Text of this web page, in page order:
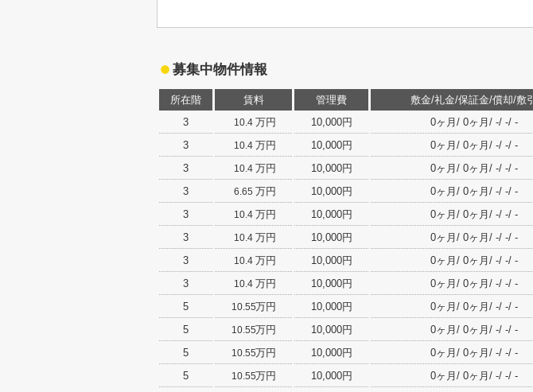
募集中物件情報
所在階 賃料 管理費 敷金/礼金/保証金/償却/敷引
3
10.4 万円 10,000円 0ヶ月/ 0ヶ月/ -/ -/ -
3
10.4 万円 10,000円 0ヶ月/ 0ヶ月/ -/ -/ -
3
10.4 万円 10,000円 0ヶ月/ 0ヶ月/ -/ -/ -
3
6.65 万円 10,000円 0ヶ月/ 0ヶ月/ -/ -/ -
3
10.4 万円 10,000円 0ヶ月/ 0ヶ月/ -/ -/ -
3
10.4 万円 10,000円 0ヶ月/ 0ヶ月/ -/ -/ -
3
10.4 万円 10,000円 0ヶ月/ 0ヶ月/ -/ -/ -
3
10.4 万円 10,000円 0ヶ月/ 0ヶ月/ -/ -/ -
5
10.55万円 10,000円 0ヶ月/ 0ヶ月/ -/ -/ -
5
10.55万円 10,000円 0ヶ月/ 0ヶ月/ -/ -/ -
5
10.55万円 10,000円 0ヶ月/ 0ヶ月/ -/ -/ -
5
10.55万円 10,000円 0ヶ月/ 0ヶ月/ -/ -/ -